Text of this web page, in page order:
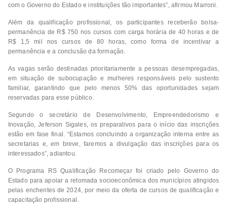
com o Governo do Estado e instituições tão importantes”, afirmou Marroni.
Além da qualificação profissional, os participantes receberão bolsa-
permanência de R$ 750 nos cursos com carga horária de 40 horas e de
R$ 1,5 mil nos cursos de 80 horas, como forma de incentivar a
permanência e a conclusão da formação.
As vagas serão destinadas prioritariamente a pessoas desempregadas,
em situação de subocupação e mulheres responsáveis pelo sustento
familiar, garantindo que pelo menos 50% das oportunidades sejam
reservadas para esse público.
Segundo o secretário de Desenvolvimento, Empreendedorismo e
Inovação, Jeferson Sigales, os preparativos para o início das inscrições
estão em fase final. “Estamos concluindo a organização interna entre as
secretarias e, em breve, faremos a divulgação das inscrições para os
interessados”, adiantou.
O Programa RS Qualificação Recomeçar foi criado pelo Governo do
Estado para apoiar a retomada socioeconômica dos municípios atingidos
pelas enchentes de 2024, por meio da oferta de cursos de qualificação e
capacitação profissional.